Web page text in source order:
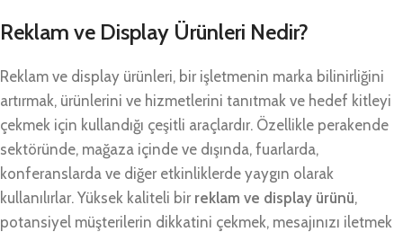
Reklam ve Display Ürünleri Nedir?
Reklam ve display ürünleri, bir işletmenin marka bilinirliğini
artırmak, ürünlerini ve hizmetlerini tanıtmak ve hedef kitleyi
çekmek için kullandığı çeşitli araçlardır. Özellikle perakende
sektöründe, mağaza içinde ve dışında, fuarlarda,
konferanslarda ve diğer etkinliklerde yaygın olarak
kullanılırlar. Yüksek kaliteli bir reklam ve display ürünü,
potansiyel müşterilerin dikkatini çekmek, mesajınızı iletmek